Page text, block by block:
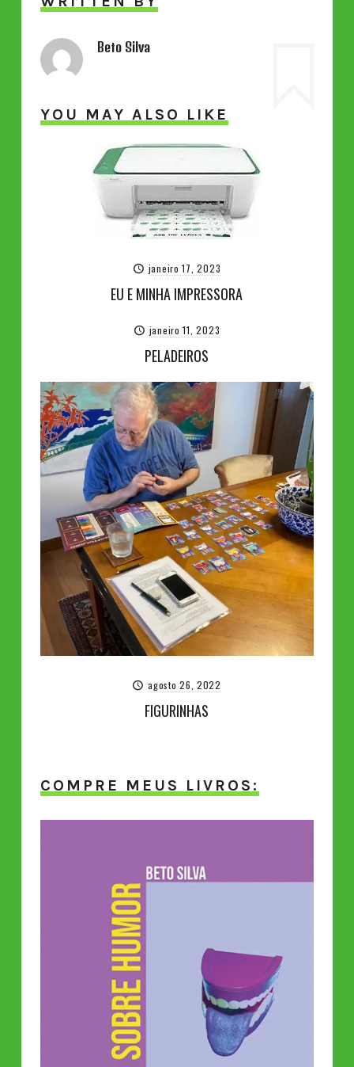
Beto Silva
YOU MAY ALSO LIKE
janeiro 17, 2023
EU E MINHA IMPRESSORA
janeiro 11, 2023
PELADEIROS
agosto 26, 2022
FIGURINHAS
COMPRE MEUS LIVROS: